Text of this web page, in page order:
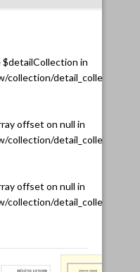
$detailCollection in
collection/
offset on null in
collection/
offset on null in
collection/